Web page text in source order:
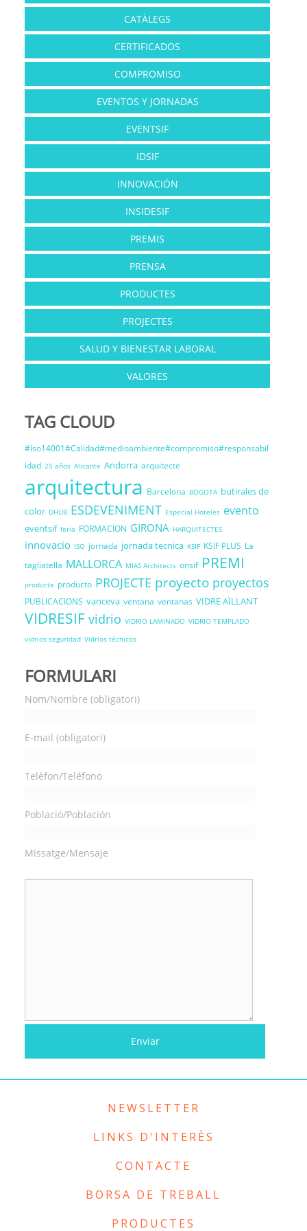
CATÀLEGS
CERTIFICADOS
COMPROMISO
EVENTOS Y JORNADAS
EVENTSIF
IDSIF
INNOVACIÓN
INSIDESIF
PREMIS
PRENSA
PRODUCTES
PROJECTES
SALUD Y BIENESTAR LABORAL
VALORES
TAG CLOUD
#Iso14001#Calidad#medioambiente#compromiso#responsabil
idad 25 años Alicante Andorra arquitecte
arquitectura Barcelona BOGOTA butirales de
color DHUB ESDEVENIMENT Especial Hoteles evento
eventsif feria FORMACION GIRONA HARQUITECTES
innovacio ISO jornada jornada tecnica KSIF KSIF PLUS La
tagliatella MALLORCA MIAS Architects onsif PREMI
producte producto PROJECTE proyecto proyectos
PUBLICACIONS vanceva ventana ventanas VIDRE AÏLLANT
VIDRESIF vidrio VIDRIO LAMINADO VIDRIO TEMPLADO
vidrios seguridad Vidrios técnicos
FORMULARI
Nom/Nombre (obligatori)
E-mail (obligatori)
Telèfon/Teléfono
Població/Población
Missatge/Mensaje
NEWSLETTER
LINKS D'INTERÈS
CONTACTE
BORSA DE TREBALL
PRODUCTES